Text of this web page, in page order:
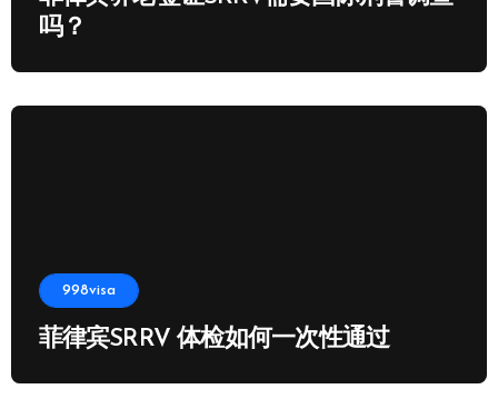
吗？
998visa
菲律宾SRRV 体检如何一次性通过